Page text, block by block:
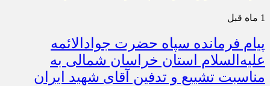
1 ماه قبل
پیام فرمانده سپاه حضرت جوادالائمه
علیه‌السلام استان خراسان شمالی به
مناسبت تشییع و تدفین آقای شهید ایران